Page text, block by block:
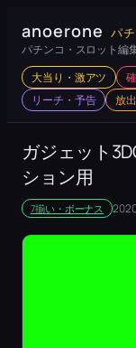
容
ス
キ
anoerone パ
パチンコ・スロット編
大当り・激アツ
リーチ・予告
放
ガジェット
ション用
7揃い・ボーナス